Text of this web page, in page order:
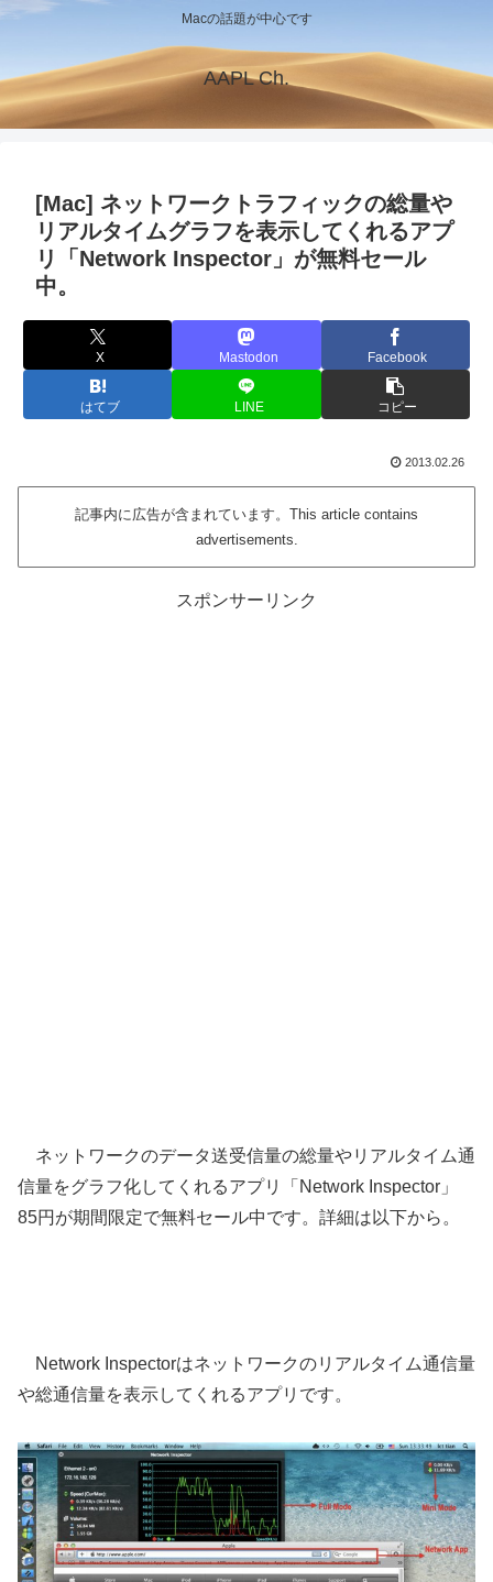
Macの話題が中心です
AAPL Ch.
[Mac] ネットワークトラフィックの総量や
リアルタイムグラフを表示してくれるアプ
リ「Network Inspector」が無料セール
中。
X Mastodon Facebook
はてブ LINE コピー
2013.02.26
記事内に広告が含まれています。This article contains
advertisements.
スポンサーリンク
ネットワークのデータ送受信量の総量やリアルタイム通
信量をグラフ化してくれるアプリ「Network Inspector」
85円が期間限定で無料セール中です。詳細は以下から。
Network Inspectorはネットワークのリアルタイム通信量
や総通信量を表示してくれるアプリです。